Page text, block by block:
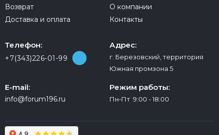
Возврат
Доставка и оплата
О компании
Контакты
Телефон:
+7(343)226-01-99
Адрес:
г. Березовский, территория
Южная промзона 5
E-mail:
info@forum196.ru
Режим работы:
Пн-Пт 9:00 - 18:00